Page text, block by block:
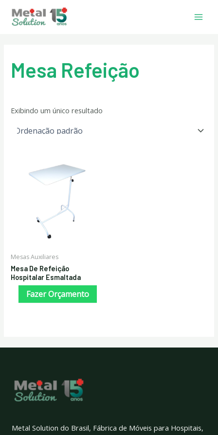
para
Mesa Refeição
Exibindo um único resultado
Mesas Auxiliares
Mesa De Refeição
Hospitalar Esmaltada
Fazer Orçamento
Metal Solution do Brasil, Fábrica de Móveis para Hospitais,